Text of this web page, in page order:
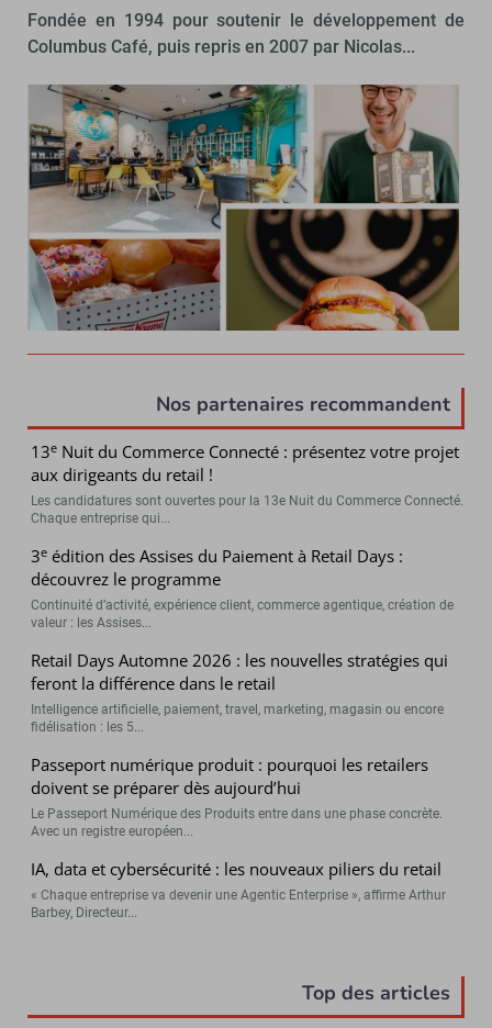
Fondée en 1994 pour soutenir le développement de
Columbus Café, puis repris en 2007 par Nicolas...
Nos partenaires recommandent
13e Nuit du Commerce Connecté : présentez votre projet
aux dirigeants du retail !
Les candidatures sont ouvertes pour la 13e Nuit du Commerce Connecté.
Chaque entreprise qui...
3e édition des Assises du Paiement à Retail Days :
découvrez le programme
Continuité d’activité, expérience client, commerce agentique, création de
valeur : les Assises...
Retail Days Automne 2026 : les nouvelles stratégies qui
feront la différence dans le retail
Intelligence artificielle, paiement, travel, marketing, magasin ou encore
fidélisation : les 5...
Passeport numérique produit : pourquoi les retailers
doivent se préparer dès aujourd’hui
Le Passeport Numérique des Produits entre dans une phase concrète.
Avec un registre européen...
IA, data et cybersécurité : les nouveaux piliers du retail
« Chaque entreprise va devenir une Agentic Enterprise », affirme Arthur
Barbey, Directeur...
Top des articles